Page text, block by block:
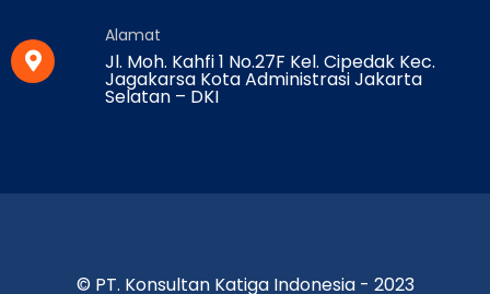
Alamat
Jl. Moh. Kahfi 1 No.27F Kel. Cipedak Kec.
Jagakarsa Kota Administrasi Jakarta
Selatan – DKI
© PT. Konsultan Katiga Indonesia - 2023